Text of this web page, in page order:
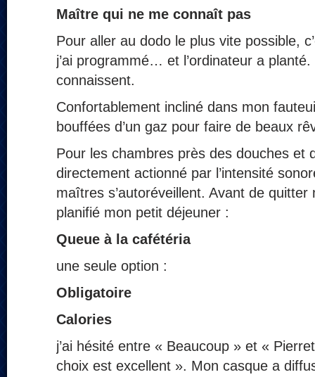
Maître qui ne me connaît pas
Pour aller au dodo le plus vite possible,
j’ai programmé… et l’ordinateur a
connaissent.
Confortablement incliné dans mon
bouffées d’un gaz pour faire de beaux
Pour les chambres près des douches et
directement actionné par l’intensité
maîtres s’autoréveillent. Avant de quitter
planifié mon petit déjeuner :
Queue à la cafétéria
une seule option :
Obligatoire
Calories
j’ai hésité entre « Beaucoup » et «
choix est excellent ». Mon casque a